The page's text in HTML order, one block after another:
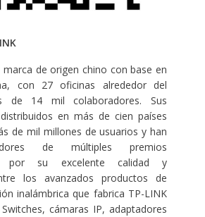
marca de origen chino con base en
con 27 oficinas alrededor del
de 14 mil colaboradores. Sus
en más de cien países
de mil millones de usuarios y han
de múltiples premios
por su excelente calidad y
los avanzados productos de
inalámbrica que fabrica TP-LINK
cámaras IP, adaptadores